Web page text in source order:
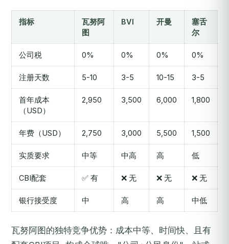
指标
瓦努阿
图
BVI 开曼
塞舌
尔
公司税 0% 0% 0% 0%
注册天数 5-10 3-5 10-15 3-5
首年成本
（USD）
2,950 3,500 6,000 1,800
年费（USD） 2,750 3,000 5,500 1,500
实质要求 中等 中高 高 低
CBI配套 ✅ 有 ❌ 无 ❌ 无 ❌ 无
银行接受度 中 高 高 中低
瓦努阿图的独特竞争优势：成本中等、时间快、且有